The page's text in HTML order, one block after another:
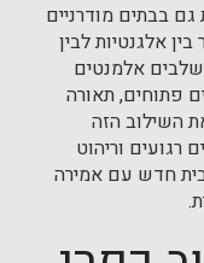
בבתים מודרניים
אלגנטיות לבין
אלמנטים
פתוחים, תאורה
השילוב הזה
רגועים וריהוט
חדש עם אמירה